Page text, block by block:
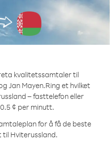
kvalitetssamtaler til
Jan Mayen.Ring et hvilket
– fasttelefon eller
¢ per minutt.
for å få de beste
til Hviterussland.